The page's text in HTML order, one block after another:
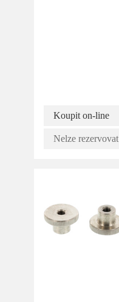
Koupit on-line
Nelze rezervovat